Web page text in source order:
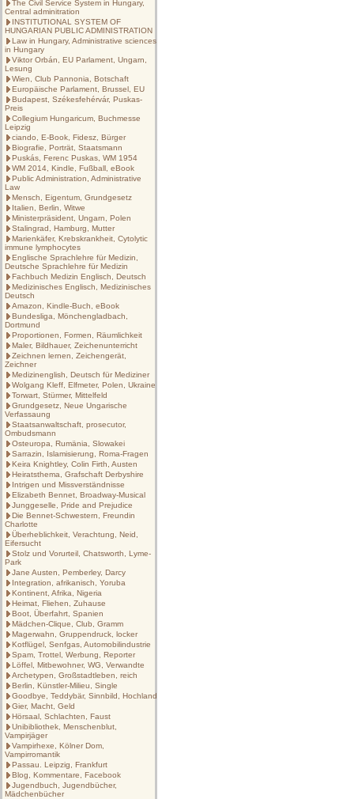
The Civil Service System in Hungary,
Central adminitration
INSTITUTIONAL SYSTEM OF
HUNGARIAN PUBLIC ADMINISTRATION
Law in Hungary, Administrative sciences
in Hungary
Viktor Orbán, EU Parlament, Ungarn,
Lesung
Wien, Club Pannonia, Botschaft
Europäische Parlament, Brussel, EU
Budapest, Székesfehérvár, Puskas-
Preis
Collegium Hungaricum, Buchmesse
Leipzig
ciando, E-Book, Fidesz, Bürger
Biografie, Porträt, Staatsmann
Puskás, Ferenc Puskas, WM 1954
WM 2014, Kindle, Fußball, eBook
Public Administration, Administrative
Law
Mensch, Eigentum, Grundgesetz
Italien, Berlin, Witwe
Ministerpräsident, Ungarn, Polen
Stalingrad, Hamburg, Mutter
Marienkäfer, Krebskrankheit, Cytolytic
immune lymphocytes
Englische Sprachlehre für Medizin,
Deutsche Sprachlehre für Medizin
Fachbuch Medizin Englisch, Deutsch
Medizinisches Englisch, Medizinisches
Deutsch
Amazon, Kindle-Buch, eBook
Bundesliga, Mönchengladbach,
Dortmund
Proportionen, Formen, Räumlichkeit
Maler, Bildhauer, Zeichenunterricht
Zeichnen lernen, Zeichengerät,
Zeichner
Medizinenglish, Deutsch für Mediziner
Wolgang Kleff, Elfmeter, Polen, Ukraine
Torwart, Stürmer, Mittelfeld
Grundgesetz, Neue Ungarische
Verfassaung
Staatsanwaltschaft, prosecutor,
Ombudsmann
Osteuropa, Rumänia, Slowakei
Sarrazin, Islamisierung, Roma-Fragen
Keira Knightley, Colin Firth, Austen
Heiratsthema, Grafschaft Derbyshire
Intrigen und Missverständnisse
Elizabeth Bennet, Broadway-Musical
Junggeselle, Pride and Prejudice
Die Bennet-Schwestern, Freundin
Charlotte
Überheblichkeit, Verachtung, Neid,
Eifersucht
Stolz und Vorurteil, Chatsworth, Lyme-
Park
Jane Austen, Pemberley, Darcy
Integration, afrikanisch, Yoruba
Kontinent, Afrika, Nigeria
Heimat, Fliehen, Zuhause
Boot, Überfahrt, Spanien
Mädchen-Clique, Club, Gramm
Magerwahn, Gruppendruck, locker
Kotflügel, Senfgas, Automobilindustrie
Spam, Trottel, Werbung, Reporter
Löffel, Mitbewohner, WG, Verwandte
Archetypen, Großstadtleben, reich
Berlin, Künstler-Milieu, Single
Goodbye, Teddybär, Sinnbild, Hochland
Gier, Macht, Geld
Hörsaal, Schlachten, Faust
Unibibliothek, Menschenblut,
Vampirjäger
Vampirhexe, Kölner Dom,
Vampirromantik
Passau. Leipzig, Frankfurt
Blog, Kommentare, Facebook
Jugendbuch, Jugendbücher,
Mädchenbücher